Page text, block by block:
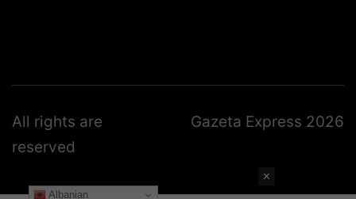
All rights are
reserved
Gazeta Express 2026
Albanian
✕